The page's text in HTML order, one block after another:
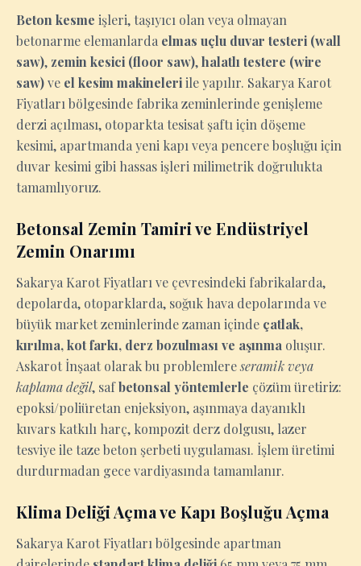
Beton kesme işleri, taşıyıcı olan veya olmayan
betonarme elemanlarda elmas uçlu duvar testeri (wall
saw), zemin kesici (floor saw),halatlı testere (wire
saw)ve el kesim makineleriile yapılır. Sakarya Karot
Fiyatları bölgesinde fabrika zeminlerinde genişleme
derzi açılması, otoparkta tesisat şaftı için döşeme
kesimi, apartmanda yeni kapı veya pencere boşluğu için
duvar kesimi gibi hassas işleri milimetrik doğrulukta
tamamlıyoruz.
Betonsal Zemin Tamiri ve Endüstriyel
Zemin Onarımı
Sakarya Karot Fiyatları ve çevresindeki fabrikalarda,
depolarda, otoparklarda, soğuk hava depolarında ve
büyük market zeminlerinde zaman içinde çatlak,
kırılma, kot farkı, derz bozulması ve aşınma oluşur.
Askarot İnşaat olarak bu problemlereseramik veya
kaplama değil, safbetonsal yöntemlerle çözüm üretiriz:
epoksi/poliüretan enjeksiyon, aşınmaya dayanıklı
kuvars katkılı harç, kompozit derz dolgusu, lazer
tesviye ile taze beton şerbeti uygulaması. İşlem üretimi
durdurmadan gece vardiyasında tamamlanır.
Klima Deliği Açma ve Kapı Boşluğu Açma
Sakarya Karot Fiyatları bölgesinde apartman